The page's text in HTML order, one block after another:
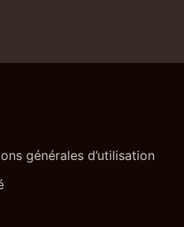
générales d’utilisation